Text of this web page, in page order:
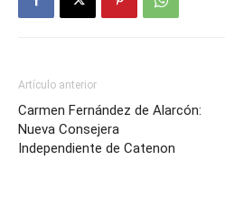
Artículo anterior
Carmen Fernández de Alarcón:
Nueva Consejera
Independiente de Catenon